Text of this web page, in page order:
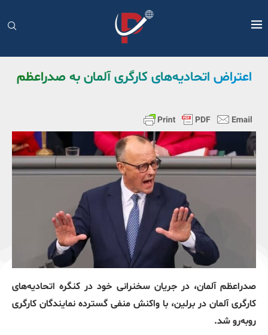
اعتراض اتحادیه‌های کارگری آلمان به صدراعظم
صدراعظم آلمان، در جریان سخنرانی خود در کنگره اتحادیه‌های
کارگری آلمان در برلین، با واکنش منفی گسترده نمایندگان کارگری
روبه‌رو شد.